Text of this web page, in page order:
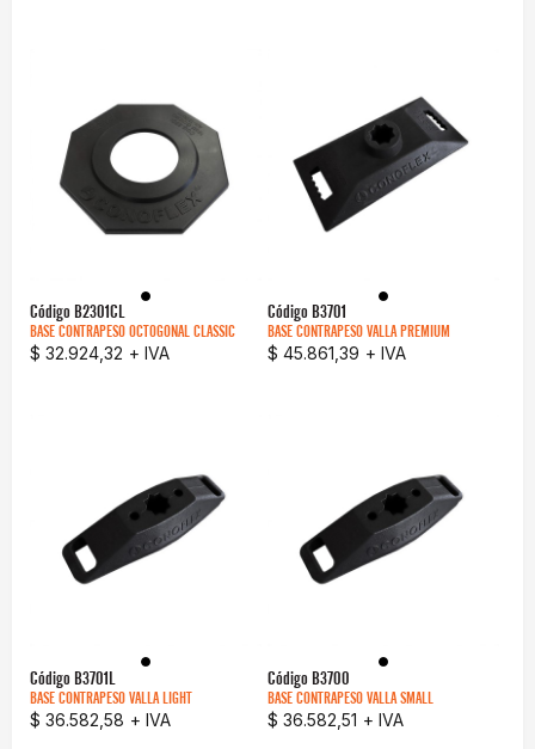
Código B2301CL
BASE CONTRAPESO OCTOGONAL CLASSIC
$ 32.924,32 + IVA
Código B3701
BASE CONTRAPESO VALLA PREMIUM
$ 45.861,39 + IVA
Código B3701L
BASE CONTRAPESO VALLA LIGHT
$ 36.582,58 + IVA
Código B3700
BASE CONTRAPESO VALLA SMALL
$ 36.582,51 + IVA